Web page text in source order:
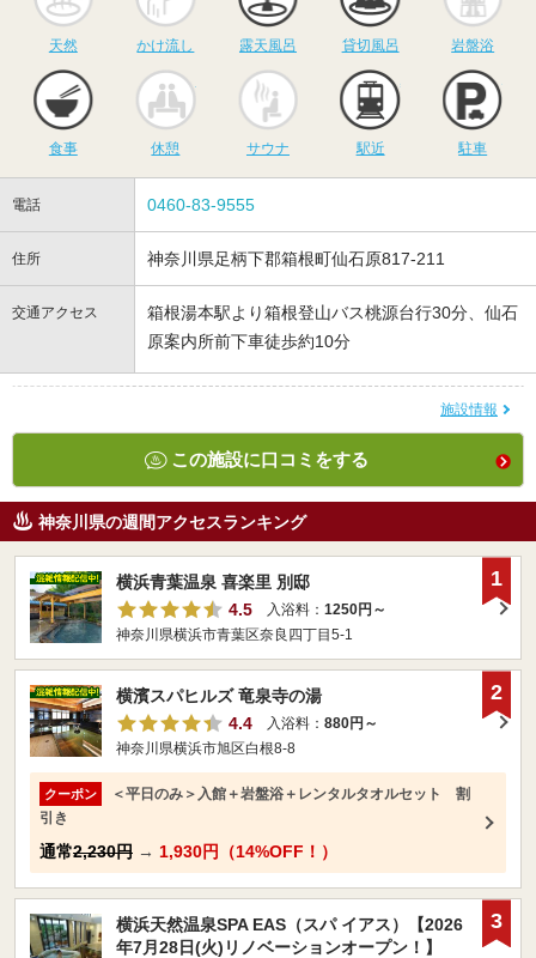
天然 かけ流し 露天風呂 貸切風呂 岩盤浴
食事 休憩
サウナ
サウナ 駅近 駐車
電話 0460-83-9555
住所 神奈川県足柄下郡箱根町仙石原817-211
交通アクセス
箱根湯本駅より箱根登山バス桃源台行30分、仙石
原案内所前下車徒歩約10分
施設情報
この施設に口コミをする
神奈川県の週間アクセスランキング
横浜青葉温泉 喜楽里 別邸
4.5
入浴料： 1250円～
神奈川県横浜市青葉区奈良四丁目5-1
1
横濱スパヒルズ 竜泉寺の湯
4.4
入浴料： 880円～
神奈川県横浜市旭区白根8-8
クーポン
＜平日のみ＞入館＋岩盤浴＋レンタルタオルセット 割
引き
通常2,230円 → 1,930円（14%OFF！）
2
横浜天然温泉SPA EAS（スパ イアス）【2026
年7月28日(火)リノベーションオープン！】
3